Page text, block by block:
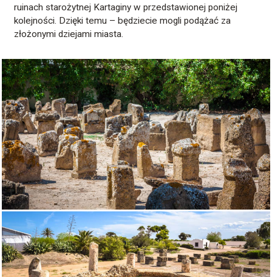
ruinach starożytnej Kartaginy w przedstawionej poniżej
kolejności. Dzięki temu – będziecie mogli podążać za
złożonymi dziejami miasta.